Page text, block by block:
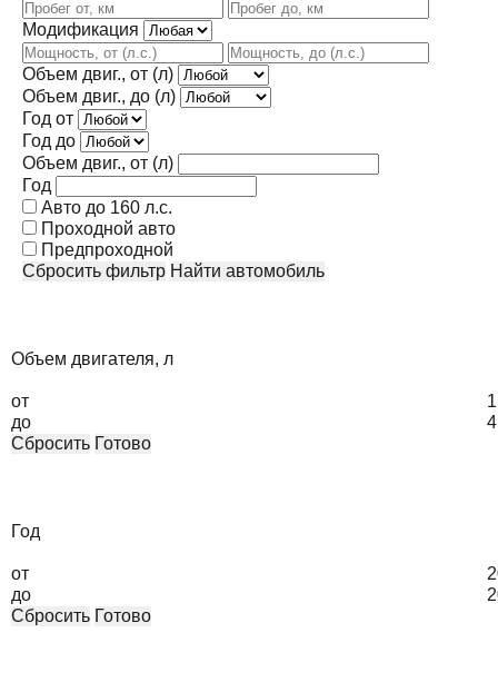
Модификация
Объем двиг., от (л)
Объем двиг., до (л)
Год от
Год до
Объем двиг., от (л)
Год
Авто до 160 л.с.
Проходной авто
Предпроходной
Сбросить фильтр
Найти автомобиль
Объем двигателя, л
от
до
Сбросить Готово
Год
от
до
Сбросить Готово